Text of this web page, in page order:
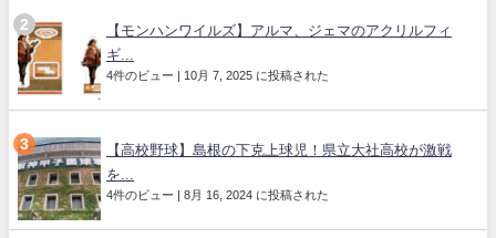
【モンハンワイルズ】アルマ、ジェマのアクリルフィ
ギ...
4件のビュー | 10月 7, 2025 に投稿された
【高校野球】島根の下克上球児！県立大社高校が激戦
を...
4件のビュー | 8月 16, 2024 に投稿された